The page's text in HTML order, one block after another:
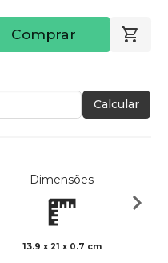
Comprar
Calcular
Dimensões
13.9 x 21 x 0.7 cm